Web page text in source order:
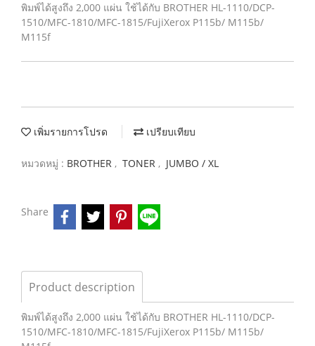
พิมพ์ได้สูงถึง 2,000 แผ่น ใช้ได้กับ BROTHER HL-1110/DCP-
1510/MFC-1810/MFC-1815/FujiXerox P115b/ M115b/
M115f
เพิ่มรายการโปรด เปรียบเทียบ
หมวดหมู่ : BROTHER , TONER , JUMBO / XL
Share
Product description
พิมพ์ได้สูงถึง 2,000 แผ่น ใช้ได้กับ BROTHER HL-1110/DCP-
1510/MFC-1810/MFC-1815/FujiXerox P115b/ M115b/